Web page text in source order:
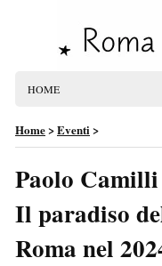
HOME
Home>Eventi>
Paolo
Il paradiso
Roma nel